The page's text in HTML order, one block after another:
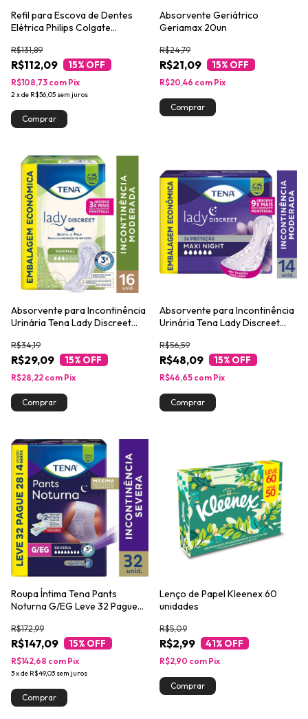
Refil para Escova de Dentes
Elétrica Philips Colgate
2un
R$112,09
R$131,89
15% OFF
2xde R$56,05 sem juros
R$108,73 com Pix
Absorvente Geriátrico
Geriamax 20un
R$21,09
R$24,79
15% OFF
R$20,46 com Pix
Absorvente para Incontinência
Urinária Tena Lady Discreet
R$29,09
R$34,19
15% OFF
R$28,22 com Pix
Absorvente para Incontinência
Urinária Tena Lady Discreet
R$48,09
R$56,59
15% OFF
R$46,65 com Pix
Roupa Íntima Tena Pants
Noturna G/EG Leve 32 Pague
R$147,09
R$172,99
15% OFF
3xde R$49,03 sem juros
R$142,68 com Pix
Lenço de Papel Kleenex 60
unidades
R$2,99
R$5,09
41% OFF
R$2,90 com Pix